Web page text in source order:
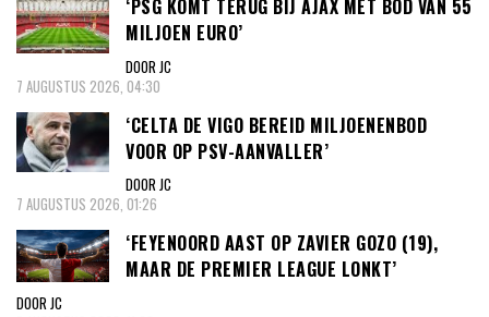
‘PSG KOMT TERUG BIJ AJAX MET BOD VAN 55
MILJOEN EURO’
DOOR JC
7 AUGUSTUS 2026, 04:30
‘CELTA DE VIGO BEREID MILJOENENBOD
VOOR OP PSV-AANVALLER’
DOOR JC
7 AUGUSTUS 2026, 01:26
‘FEYENOORD AAST OP ZAVIER GOZO (19),
MAAR DE PREMIER LEAGUE LONKT’
DOOR JC